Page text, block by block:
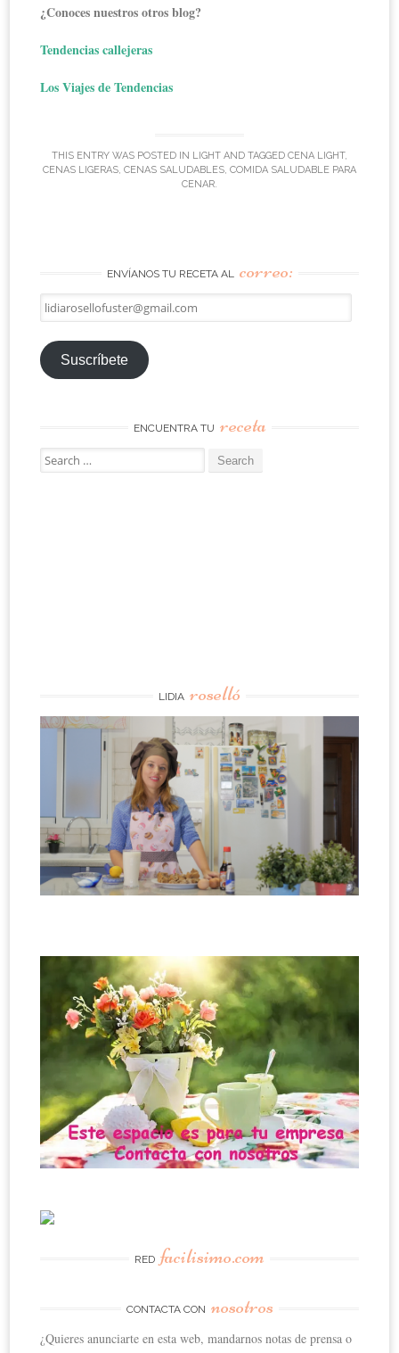
¿Conoces nuestros otros blog?
Tendencias callejeras
Los Viajes de Tendencias
THIS ENTRY WAS POSTED IN LIGHT AND TAGGED CENA LIGHT,
CENAS LIGERAS, CENAS SALUDABLES, COMIDA SALUDABLE PARA
CENAR.
ENVÍANOS TU RECETA AL correo:
lidiarosellofuster@gmail.com
Suscríbete
ENCUENTRA TU receta
Search
for:
LIDIA roselló
RED facilisimo.com
CONTACTA CON nosotros
¿Quieres anunciarte en esta web, mandarnos notas de prensa o